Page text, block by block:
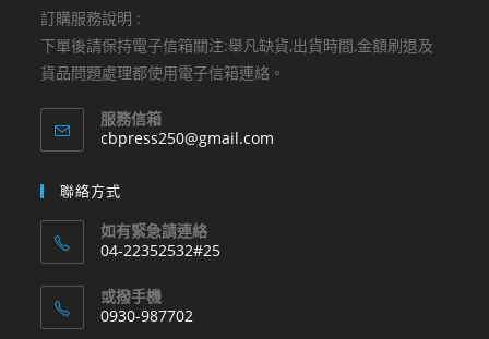
訂購服務說明 :
下單後請保持電子信箱關注:舉凡缺貨,出貨時間,金額刷退及
貨品問題處理都使用電子信箱連絡。
服務信箱
cbpress250@gmail.com
聯絡方式
如有緊急請連絡
04-22352532#25
in
your
或撥手機
0930-987702